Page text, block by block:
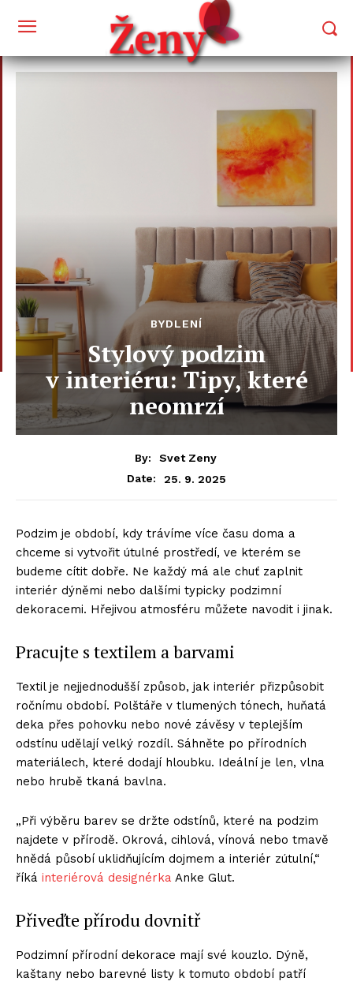
BYDLENÍ
Stylový podzim
v interiéru: Tipy, které
neomrzí
By:
Svet Zeny
Date:
25. 9. 2025
Podzim je období, kdy trávíme více času doma a
chceme si vytvořit útulné prostředí, ve kterém se
budeme cítit dobře. Ne každý má ale chuť zaplnit
interiér dýněmi nebo dalšími typicky podzimní
dekoracemi. Hřejivou atmosféru můžete navodit i jinak.
Pracujte s textilem a barvami
Textil je nejjednodušší způsob, jak interiér přizpůsobit
ročnímu období. Polštáře v tlumených tónech, huňatá
deka přes pohovku nebo nové závěsy v teplejším
odstínu udělají velký rozdíl. Sáhněte po přírodních
materiálech, které dodají hloubku. Ideální je len, vlna
nebo hrubě tkaná bavlna.
„Při výběru barev se držte odstínů, které na podzim
najdete v přírodě. Okrová, cihlová, vínová nebo tmavě
hnědá působí uklidňujícím dojmem a interiér zútulní,“
říká interiérová designérka Anke Glut.
Přiveďte přírodu dovnitř
Podzimní přírodní dekorace mají své kouzlo. Dýně,
kaštany nebo barevné listy k tomuto období patří